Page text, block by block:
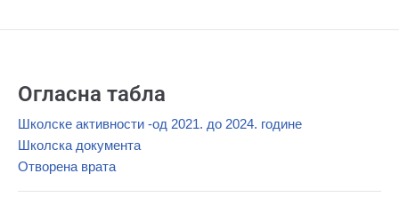
Огласна табла
Школске активности -од 2021. до 2024. године
Школска документа
Отворена врата